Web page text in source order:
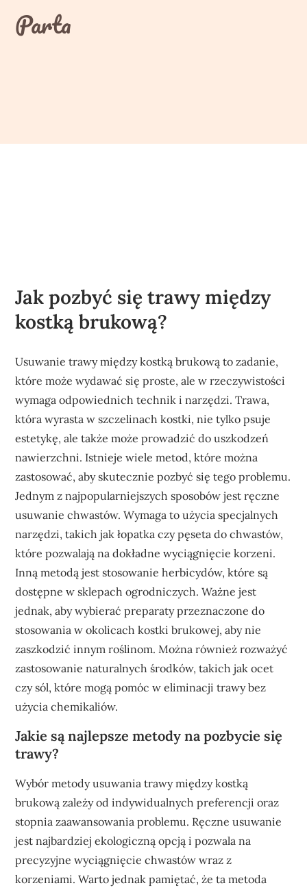
contentParta
Jak pozbyć się trawy między
kostką brukową?
Usuwanie trawy między kostką brukową to zadanie,
które może wydawać się proste, ale w rzeczywistości
wymaga odpowiednich technik i narzędzi. Trawa,
która wyrasta w szczelinach kostki, nie tylko psuje
estetykę, ale także może prowadzić do uszkodzeń
nawierzchni. Istnieje wiele metod, które można
zastosować, aby skutecznie pozbyć się tego problemu.
Jednym z najpopularniejszych sposobów jest ręczne
usuwanie chwastów. Wymaga to użycia specjalnych
narzędzi, takich jak łopatka czy pęseta do chwastów,
które pozwalają na dokładne wyciągnięcie korzeni.
Inną metodą jest stosowanie herbicydów, które są
dostępne w sklepach ogrodniczych. Ważne jest
jednak, aby wybierać preparaty przeznaczone do
stosowania w okolicach kostki brukowej, aby nie
zaszkodzić innym roślinom. Można również rozważyć
zastosowanie naturalnych środków, takich jak ocet
czy sól, które mogą pomóc w eliminacji trawy bez
użycia chemikaliów.
Jakie są najlepsze metody na pozbycie się
trawy?
Wybór metody usuwania trawy między kostką
brukową zależy od indywidualnych preferencji oraz
stopnia zaawansowania problemu. Ręczne usuwanie
jest najbardziej ekologiczną opcją i pozwala na
precyzyjne wyciągnięcie chwastów wraz z
korzeniami. Warto jednak pamiętać, że ta metoda